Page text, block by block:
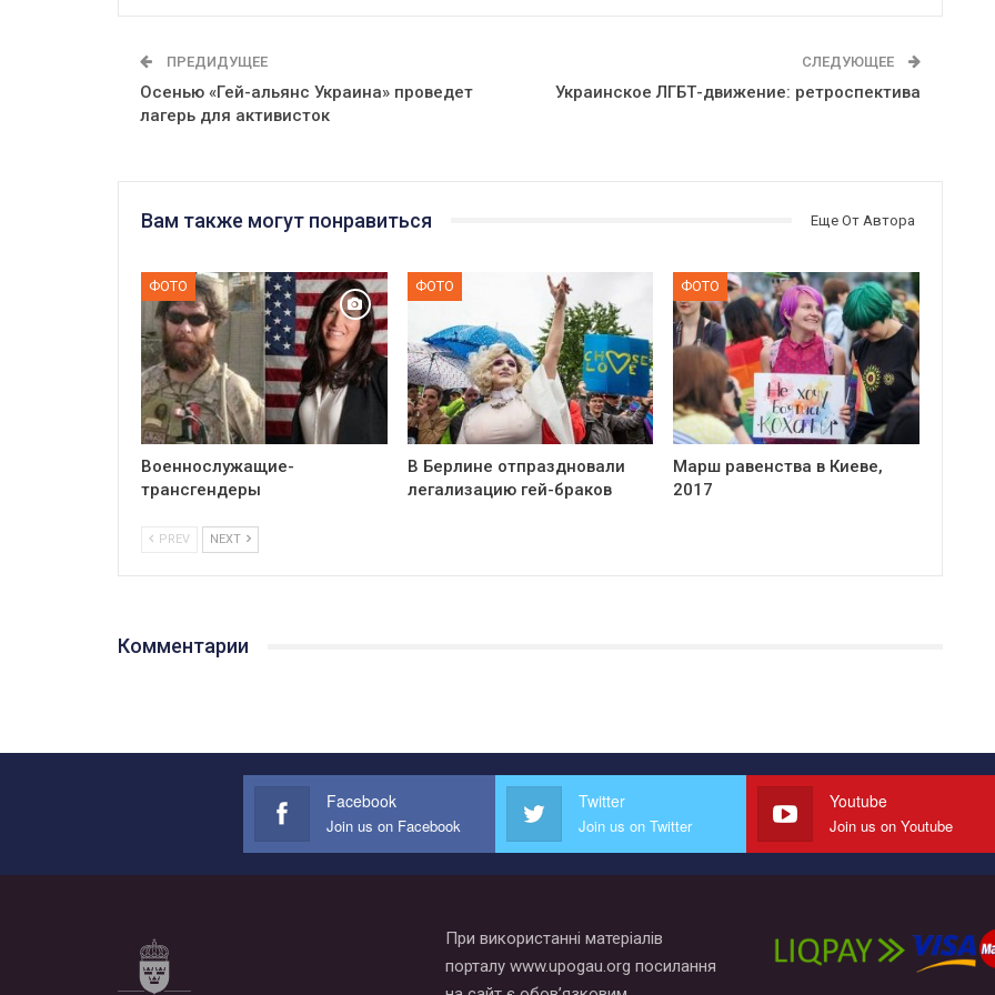
ПРЕДИДУЩЕЕ
Осенью «Гей-альянс Украина» проведет
лагерь для активисток
СЛЕДУЮЩЕЕ
Украинское ЛГБТ-движение: ретроспектива
Вам также могут понравиться Еще От Автора
ФОТО
Военнослужащие-
трансгендеры
ФОТО
В Берлине отпраздновали
легализацию гей-браков
ФОТО
Марш равенства в Киеве,
2017
PREV NEXT
Комментарии
Facebook
Join us on Facebook
Twitter
Join us on Twitter
Youtube
Join us on Youtube
При використанні матеріалів
порталу www.upogau.org посилання